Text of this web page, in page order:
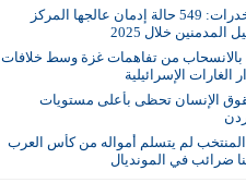
مكافحة المخدرات: 549 حالة إدمان عالجها المركز
المدمنين خلال 2025
من تفاهمات غزة وسط خلافات
الإسرائيلية
الإنسان تحظى بأعلى مستويات
المنتخب لم يتسلم أمواله من كأس العرب
ضرائب في المونديال